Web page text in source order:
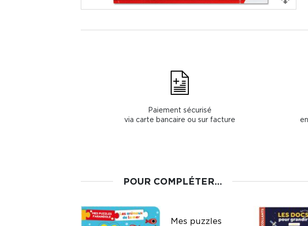
Paiement sécurisé
via carte bancaire ou sur facture
POUR COMPLÉTER...
Mes puzzles